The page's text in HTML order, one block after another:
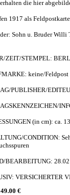
die hier
1917 als
Sohn u. Bruder Willi
ZEIT/STEMPEL:
keine/Feldpost
PUBLISHER/
(in cm): ca.
CONDITION:
BEARBEITUNG:
VERSICHERTER
€